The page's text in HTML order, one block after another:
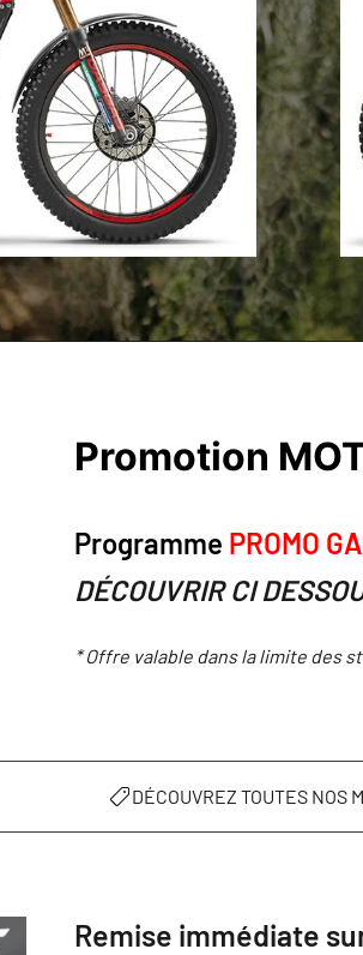
Promotion
Programme PROMO
DÉCOUVRIR CI
* Offre valable dans la limite des
DÉCOUVREZ TOUTES NOS
Remise immédiate